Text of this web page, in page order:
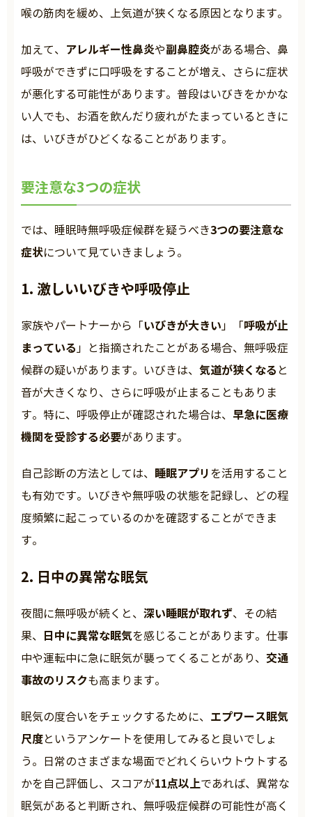
喉の筋肉を緩め、上気道が狭くなる原因となります。
加えて、 アレルギー性鼻炎や副鼻腔炎がある場合、鼻
呼吸ができずに口呼吸をすることが増え、さらに症状
が悪化する可能性があります。普段はいびきをかかな
い人でも、お酒を飲んだり疲れがたまっているときに
は、いびきがひどくなることがあります。
要注意な3つの症状
では、睡眠時無呼吸症候群を疑うべき3つの要注意な
症状について見ていきましょう。
1. 激しいいびきや呼吸停止
家族やパートナーから「いびきが大きい」「呼吸が止
まっている」と指摘されたことがある場合、無呼吸症
候群の疑いがあります。いびきは、 気道が狭くなる と
音が大きくなり、さらに呼吸が止まることもありま
す。特に、呼吸停止が確認された場合は、 早急に医療
機関を受診する必要があります。
自己診断の方法としては、 睡眠アプリ を活用すること
も有効です。いびきや無呼吸の状態を記録し、どの程
度頻繁に起こっているのかを確認することができま
す。
2. 日中の異常な眠気
夜間に無呼吸が続くと、 深い睡眠が取れず、その結
果、
日中に異常な眠気を感じることがあります。仕事
中や運転中に急に眠気が襲ってくることがあり、 交通
事故のリスクも高まります。
眠気の度合いをチェックするために、 エプワース眠気
尺度というアンケートを使用してみると良いでしょ
う。日常のさまざまな場面でどれくらいウトウトする
かを自己評価し、スコアが11点以上であれば、異常な
眠気があると判断され、無呼吸症候群の可能性が高く